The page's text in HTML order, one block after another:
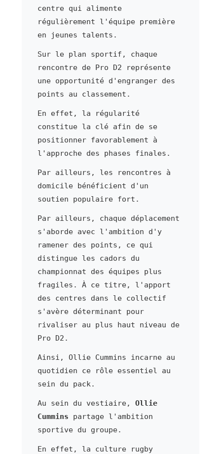
centre qui alimente
régulièrement l'équipe première
en jeunes talents.
Sur le plan sportif, chaque
rencontre de Pro D2 représente
une opportunité d'engranger des
points au classement.
En effet, la régularité
constitue la clé afin de se
positionner favorablement à
l'approche des phases finales.
Par ailleurs, les rencontres à
domicile bénéficient d'un
soutien populaire fort.
Par ailleurs, chaque déplacement
s'aborde avec l'ambition d'y
ramener des points, ce qui
distingue les cadors du
championnat des équipes plus
fragiles. À ce titre, l'apport
des centres dans le collectif
s'avère déterminant pour
rivaliser au plus haut niveau de
Pro D2.
Ainsi, Ollie Cummins incarne au
quotidien ce rôle essentiel au
sein du pack.
Au sein du vestiaire, Ollie
Cummins partage l'ambition
sportive du groupe.
En effet, la culture rugby